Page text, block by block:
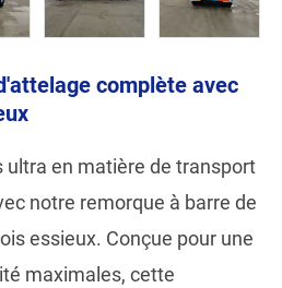
complète avec
ultra en matière de transport
notre remorque à barre de
essieux. Conçue pour une
maximales, cette